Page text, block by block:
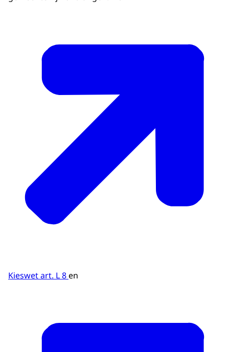
De gemachtigde kan de volmachtstem
uitbrengen. De gemachtigde kan per
verkiezing maximaal twee
volmachtstemmen namens anderen
Wilt u een volmacht verlenen terwijl u uw
stempas nog niet ontvangen heeft, of wilt u
een volmacht verlenen aan iemand die
buiten uw gemeente woont, dan kunt u een
schriftelijke volmacht aanvragen.
(Claudia steekt twee biljetten in een
stembus. Vervolgens zwaait ze even naar
RUSTIGE MUZIEK
Kieswet art. L 8en